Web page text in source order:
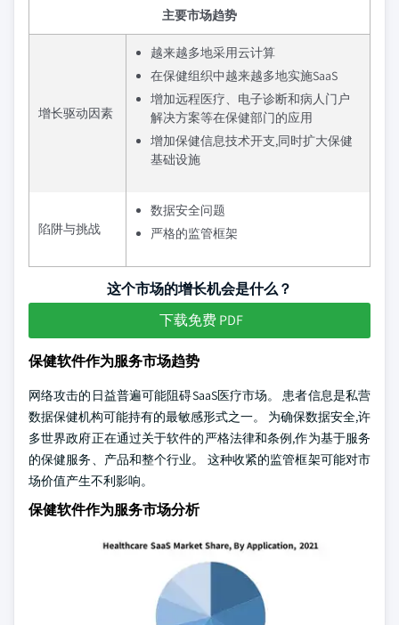
主要市场趋势
增长驱动因素
越来越多地采用云计算
在保健组织中越来越多地实施SaaS
增加远程医疗、电子诊断和病人门户
解决方案等在保健部门的应用
增加保健信息技术开支,同时扩大保健
基础设施
陷阱与挑战
数据安全问题
严格的监管框架
这个市场的增长机会是什么？
下载免费 PDF
保健软件作为服务市场趋势
网络攻击的日益普遍可能阻碍SaaS医疗市场。 患者信息是私营
数据保健机构可能持有的最敏感形式之一。 为确保数据安全,许
多世界政府正在通过关于软件的严格法律和条例,作为基于服务
的保健服务、产品和整个行业。 这种收紧的监管框架可能对市
场价值产生不利影响。
保健软件作为服务市场分析